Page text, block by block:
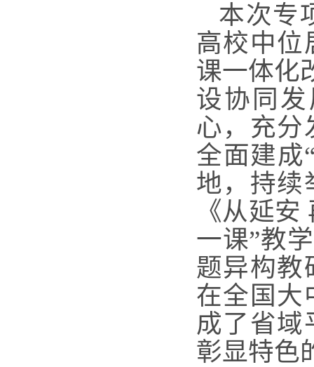
本次专
高校中位
课一体化
设协同
心，充分
全面建成
地，持续
《从延
一课”教
题异构教
在全国大
成了省域
彰显特色